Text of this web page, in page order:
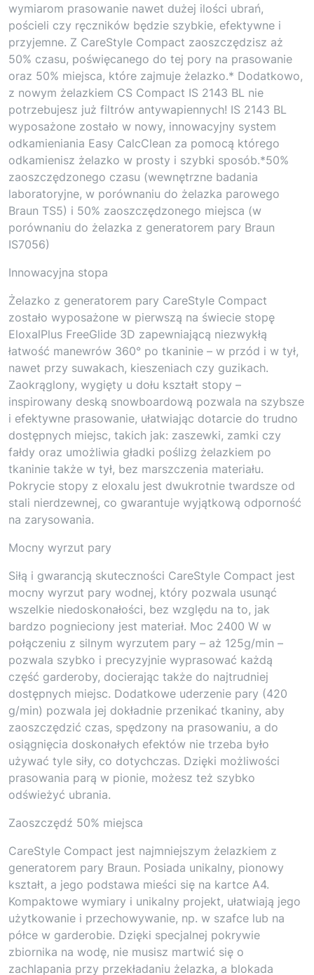
wymiarom prasowanie nawet dużej ilości ubrań,
pościeli czy ręczników będzie szybkie, efektywne i
przyjemne. Z CareStyle Compact zaoszczędzisz aż
50% czasu, poświęcanego do tej pory na prasowanie
oraz 50% miejsca, które zajmuje żelazko.* Dodatkowo,
z nowym żelazkiem CS Compact IS 2143 BL nie
potrzebujesz już filtrów antywapiennych! IS 2143 BL
wyposażone zostało w nowy, innowacyjny system
odkamieniania Easy CalcClean za pomocą którego
odkamienisz żelazko w prosty i szybki sposób.*50%
zaoszczędzonego czasu (wewnętrzne badania
laboratoryjne, w porównaniu do żelazka parowego
Braun TS5) i 50% zaoszczędzonego miejsca (w
porównaniu do żelazka z generatorem pary Braun
IS7056)
Innowacyjna stopa
Żelazko z generatorem pary CareStyle Compact
zostało wyposażone w pierwszą na świecie stopę
EloxalPlus FreeGlide 3D zapewniającą niezwykłą
łatwość manewrów 360° po tkaninie – w przód i w tył,
nawet przy suwakach, kieszeniach czy guzikach.
Zaokrąglony, wygięty u dołu kształt stopy –
inspirowany deską snowboardową pozwala na szybsze
i efektywne prasowanie, ułatwiając dotarcie do trudno
dostępnych miejsc, takich jak: zaszewki, zamki czy
fałdy oraz umożliwia gładki poślizg żelazkiem po
tkaninie także w tył, bez marszczenia materiału.
Pokrycie stopy z eloxalu jest dwukrotnie twardsze od
stali nierdzewnej, co gwarantuje wyjątkową odporność
na zarysowania.
Mocny wyrzut pary
Siłą i gwarancją skuteczności CareStyle Compact jest
mocny wyrzut pary wodnej, który pozwala usunąć
wszelkie niedoskonałości, bez względu na to, jak
bardzo pognieciony jest materiał. Moc 2400 W w
połączeniu z silnym wyrzutem pary – aż 125g/min –
pozwala szybko i precyzyjnie wyprasować każdą
część garderoby, docierając także do najtrudniej
dostępnych miejsc. Dodatkowe uderzenie pary (420
g/min) pozwala jej dokładnie przenikać tkaniny, aby
zaoszczędzić czas, spędzony na prasowaniu, a do
osiągnięcia doskonałych efektów nie trzeba było
używać tyle siły, co dotychczas. Dzięki możliwości
prasowania parą w pionie, możesz też szybko
odświeżyć ubrania.
Zaoszczędź 50% miejsca
CareStyle Compact jest najmniejszym żelazkiem z
generatorem pary Braun. Posiada unikalny, pionowy
kształt, a jego podstawa mieści się na kartce A4.
Kompaktowe wymiary i unikalny projekt, ułatwiają jego
użytkowanie i przechowywanie, np. w szafce lub na
półce w garderobie. Dzięki specjalnej pokrywie
zbiornika na wodę, nie musisz martwić się o
zachlapania przy przekładaniu żelazka, a blokada